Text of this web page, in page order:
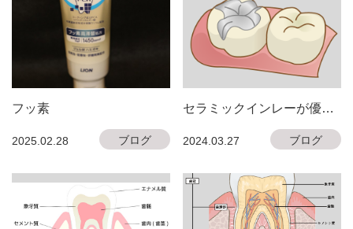
フッ素
2025.02.28 ブログ
セラミックインレーが優れ
ている４つの理由
2024.03.27 ブログ